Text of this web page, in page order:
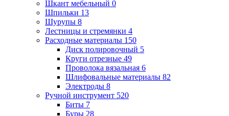
Шкант мебельный 0
Шпильки 13
Шурупы 8
Лестницы и стремянки 4
Расходные материалы 150
Диск полировочный 5
Круги отрезные 49
Проволока вязальная 6
Шлифовальные материалы 82
Электроды 8
Ручной инструмент 520
Биты 7
Буры 28